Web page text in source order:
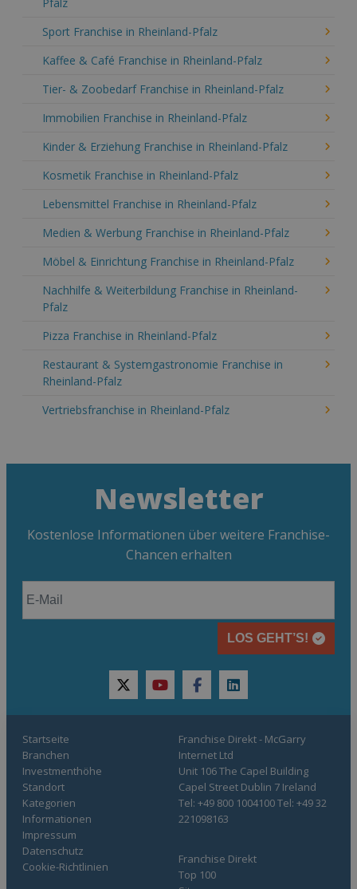
Sport Franchise in Rheinland-Pfalz
Kaffee & Café Franchise in Rheinland-Pfalz
Tier- & Zoobedarf Franchise in Rheinland-Pfalz
Immobilien Franchise in Rheinland-Pfalz
Kinder & Erziehung Franchise in Rheinland-Pfalz
Kosmetik Franchise in Rheinland-Pfalz
Lebensmittel Franchise in Rheinland-Pfalz
Medien & Werbung Franchise in Rheinland-Pfalz
Möbel & Einrichtung Franchise in Rheinland-Pfalz
Nachhilfe & Weiterbildung Franchise in Rheinland-
Pfalz
Pizza Franchise in Rheinland-Pfalz
Restaurant & Systemgastronomie Franchise in
Rheinland-Pfalz
Vertriebsfranchise in Rheinland-Pfalz
Newsletter
Kostenlose Informationen über weitere Franchise-
Chancen erhalten
LOS GEHT’S!
twitteryoutubefacebooklinkedin
Startseite
Branchen
Investmenthöhe
Standort
Kategorien
Informationen
Franchise Direkt
Top 100
Impressum
Datenschutz
Cookie-Richtlinien
Franchise Direkt - McGarry
Internet Ltd
Unit 106 The Capel Building
Capel Street Dublin 7 Ireland
Tel: +49 800 1004100 Tel: +49 32
221098163